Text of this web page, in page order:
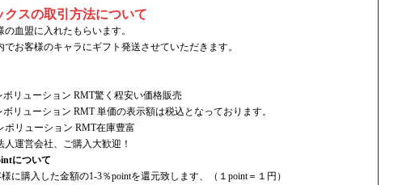
クスの取引方法について
血盟に入れたもらいます。
でお客様のキャラにギフト発送させていただきます。
リューション RMT驚く程安い価格販売
リューション RMT 単価の表示額は税込となっております。
リューション RMT在庫豊富
運営会社、ご購入大歓迎！
について
に購入した金額の1-3％pointを還元致します、（１point＝１円）